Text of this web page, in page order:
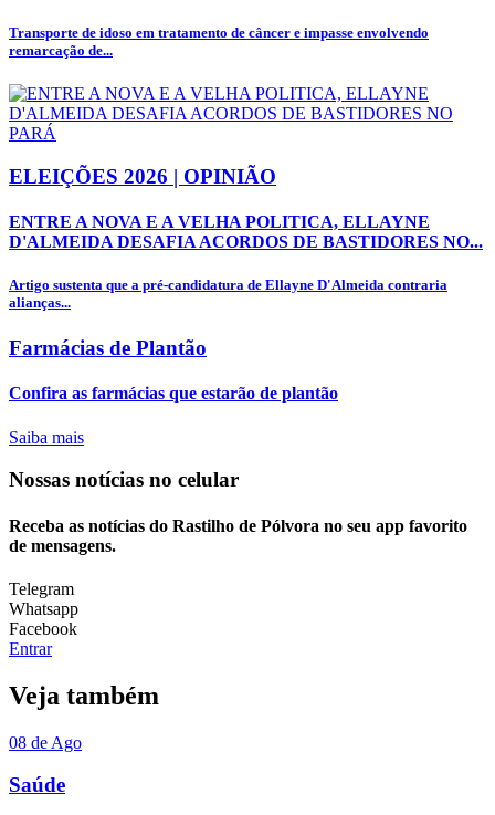
Transporte de idoso em tratamento de câncer e impasse envolvendo
remarcação de...
ELEIÇÕES 2026 | OPINIÃO
ENTRE A NOVA E A VELHA POLITICA, ELLAYNE
D'ALMEIDA DESAFIA ACORDOS DE BASTIDORES NO...
Artigo sustenta que a pré-candidatura de Ellayne D'Almeida contraria
alianças...
Farmácias de Plantão
Confira as farmácias que estarão de plantão
Saiba mais
Nossas notícias no celular
Receba as notícias do Rastilho de Pólvora no seu app favorito
de mensagens.
Telegram
Whatsapp
Facebook
Entrar
Veja também
08 de Ago
Saúde